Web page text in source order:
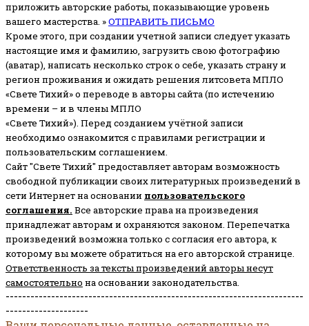
приложить авторские работы, показывающие уровень
вашего мастерства. »ОТПРАВИТЬ ПИСЬМО
Кроме этого, при создании учетной записи следует указать
настоящие имя и фамилию, загрузить свою фотографию
(аватар), написать несколько строк о себе, указать страну и
регион проживания и ожидать решения литсовета МПЛО
«Свете Тихий» о переводе в авторы сайта (по истечению
времени – и в члены МПЛО
«Свете Тихий»). Перед созданием учётной записи
необходимо ознакомится с правилами регистрации и
пользовательским соглашением.
Сайт "Свете Тихий" предоставляет авторам возможность
свободной публикации своих литературных произведений в
сети Интернет на основании пользовательского
соглашения. Все авторские права на произведения
принадлежат авторам и охраняются законом. Перепечатка
произведений возможна только с согласия его автора, к
которому вы можете обратиться на его авторской странице.
Ответственность за тексты произведений авторы несут
самостоятельно на основании законодательства.
------------------------------------------------------------------------
--------------------